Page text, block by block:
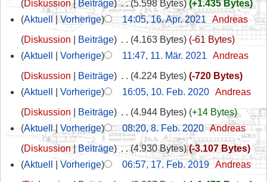
Diskussion
Beiträge ‎ 5.598 Bytes
+1.435 Bytes
Aktuell
Vorherige 14:05, 16. Apr. 2021
Andreas
Diskussion
Beiträge 4.163 Bytes
-61 Bytes
Aktuell
Vorherige 11:47, 11. Mär. 2021
Andreas
Diskussion
Beiträge 4.224 Bytes
-720 Bytes
Aktuell
Vorherige 16:05, 10. Feb. 2020‎ Andreas
Diskussion
Beiträge 4.944 Bytes
+14 Bytes
Aktuell
Vorherige 08:20, 8. Feb. 2020‎ Andreas
Diskussion
Beiträge ‎ 4.930 Bytes
-3.107 Bytes
Aktuell
Vorherige 06:57, 17. Feb. 2019‎ Andreas